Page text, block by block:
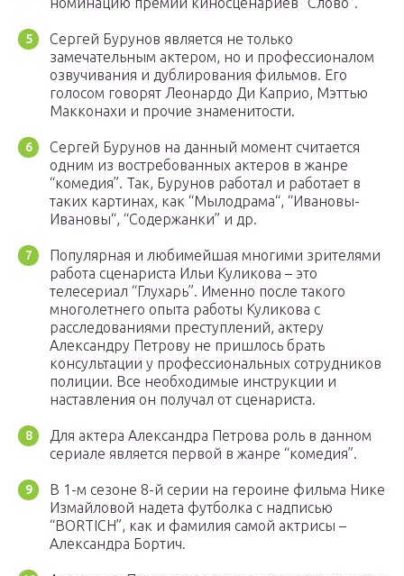
Сергей Бурунов является не только
замечательным актером, но и профессионалом
озвучивания и дублирования фильмов. Его
голосом говорят Леонардо Ди Каприо, Мэттью
Макконахи и прочие знаменитости.
Сергей Бурунов на данный момент считается
одним из востребованных актеров в жанре
“комедия”. Так, Бурунов работал и работает в
таких картинах, как “Мылодрама“, “Ивановы-
Ивановы“, “Содержанки” и др.
Популярная и любимейшая многими зрителями
работа сценариста Ильи Куликова – это
телесериал “Глухарь”. Именно после такого
многолетнего опыта работы Куликова с
расследованиями преступлений, актеру
Александру Петрову не пришлось брать
консультации у профессиональных сотрудников
полиции. Все необходимые инструкции и
наставления он получал от сценариста.
Для актера Александра Петрова роль в данном
сериале является первой в жанре “комедия”.
В 1-м сезоне 8-й серии на героине фильма Нике
Измайловой надета футболка с надписью
“BORTICH”, как и фамилия самой актрисы –
Александра Бортич.